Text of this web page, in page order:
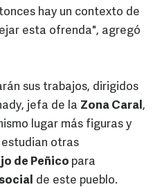
hay un contexto de
esta ofrenda", agregó
sus trabajos, dirigidos
jefa de la Zona Caral ,
lugar más figuras y
estudian otras
de Peñico para
de este pueblo.